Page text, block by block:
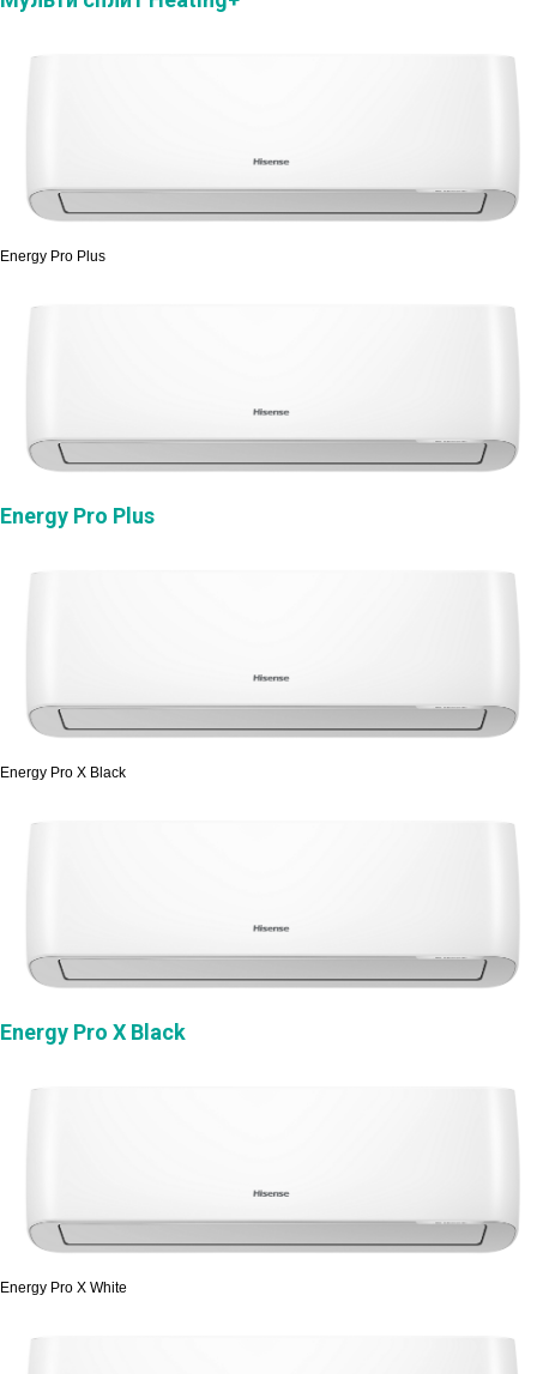
Energy Pro Plus
Energy Pro Plus
Energy Pro X Black
Energy Pro X Black
Energy Pro X White